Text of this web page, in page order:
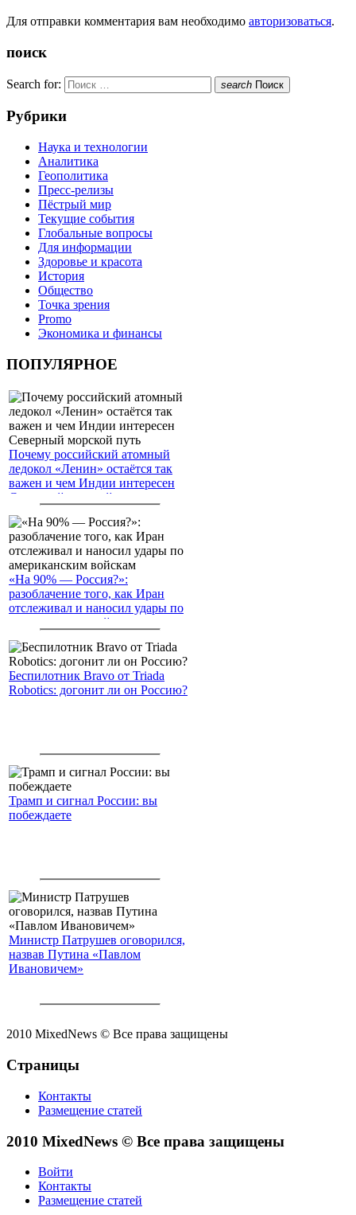
Для отправки комментария вам необходимо авторизоваться.
поиск
Search for: search Поиск
Рубрики
Наука и технологии
Аналитика
Геополитика
Пресс-релизы
Пёстрый мир
Текущие события
Глобальные вопросы
Для информации
Здоровье и красота
История
Общество
Точка зрения
Promo
Экономика и финансы
ПОПУЛЯРНОЕ
Почему российский атомный
ледокол «Ленин» остаётся так
важен и чем Индии интересен
Северный морской путь
«На 90% — Россия?»:
разоблачение того, как Иран
отслеживал и наносил удары по
американским войскам
Беспилотник Bravo от Triada
Robotics: догонит ли он Россию?
Трамп и сигнал России: вы
побеждаете
Министр Патрушев оговорился,
назвав Путина «Павлом
Ивановичем»
2010 MixedNews © Все права защищены
Страницы
Контакты
Размещение статей
2010 MixedNews © Все права защищены
Войти
Контакты
Размещение статей